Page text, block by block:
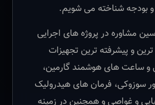
و بودجه شناخته می شویم.
مشاوره در پروژه های اجرایی
و پیشرفته ترین تجهیزات
ساعت های هوشمند گارمین،
سوزوکی، فرمان های هیدرولیک
و غواصی و همچنین در زمینه